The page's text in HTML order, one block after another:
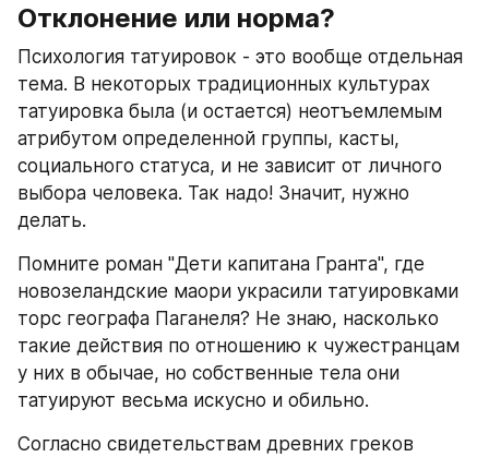
Отклонение или норма?
Психология татуировок - это вообще отдельная
тема. В некоторых традиционных культурах
татуировка была (и остается) неотъемлемым
атрибутом определенной группы, касты,
социального статуса, и не зависит от личного
выбора человека. Так надо! Значит, нужно
делать.
Помните роман "Дети капитана Гранта", где
новозеландские маори украсили татуировками
торс географа Паганеля? Не знаю, насколько
такие действия по отношению к чужестранцам
у них в обычае, но собственные тела они
татуируют весьма искусно и обильно.
Согласно свидетельствам древних греков